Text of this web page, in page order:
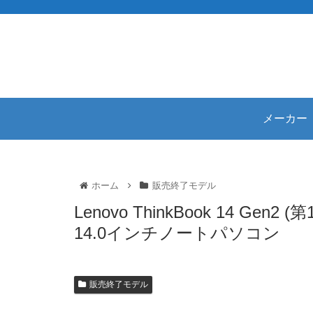
メーカー
ホーム 販売終了モデル
Lenovo ThinkBook 14 Gen2 (
14.0インチノートパソコン
販売終了モデル